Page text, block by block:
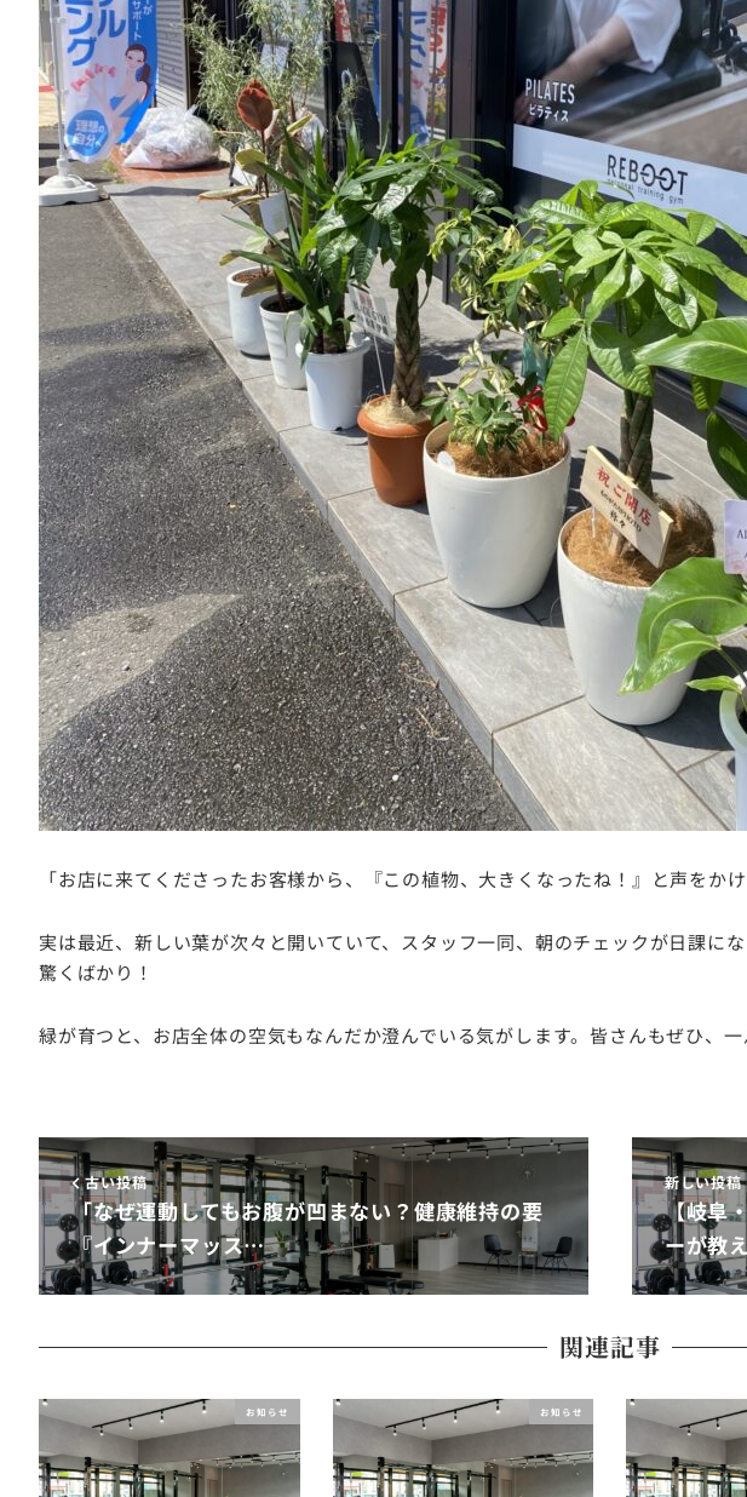
「お店に来てくださったお客様から、『この植物、大きくなったね！』と声をか
実は最近、新しい葉が次々と開いていて、スタッフ一同、朝のチェックが日課に
驚くばかり！
緑が育つと、お店全体の空気もなんだか澄んでいる気がします。皆さんもぜひ、
古い投稿
「なぜ運動してもお腹が凹まない？健康維持の要
『インナーマッス…
新しい投稿
【岐阜
ーが教
関連記事
お知らせ お知らせ